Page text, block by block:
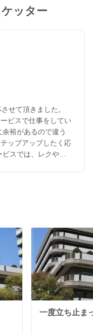
ッター
せて頂きました。
ビスで仕事をしてい
裕があるので違う
ップアップしたく応
スでは、レクやト
しくお願いしま
一度立ち止ま